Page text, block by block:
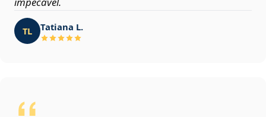
TL Tatiana L.